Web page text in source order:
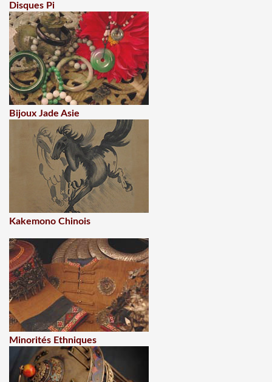
Disques Pi
Bijoux Jade Asie
Kakemono Chinois
Minorités Ethniques